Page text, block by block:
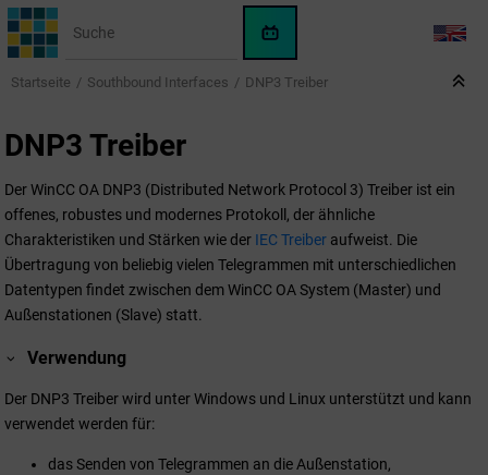
Springe zum Hauptinhalt
WinCC
OA
KI-
LANG
Startseite Southbound Interfaces DNP3 Treiber
DNP3 Treiber
Der WinCC OA DNP3 (Distributed Network Protocol 3) Treiber ist ein
offenes, robustes und modernes Protokoll, der ähnliche
Charakteristiken und Stärken wie der IEC Treiber aufweist. Die
Übertragung von beliebig vielen Telegrammen mit unterschiedlichen
Datentypen findet zwischen dem WinCC OA System (Master) und
Außenstationen (Slave) statt.
Verwendung
Der DNP3 Treiber wird unter Windows und Linux unterstützt und kann
verwendet werden für:
das Senden von Telegrammen an die Außenstation,